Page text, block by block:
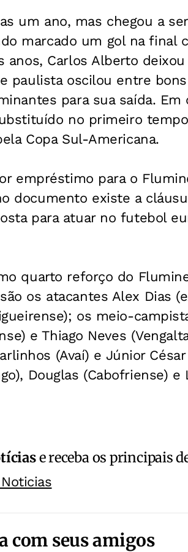
um ano, mas chegou a
marcado um gol na final
Carlos Alberto deixou
paulista oscilou entre
para sua saída.
no primeiro
Copa Sul-Americana.
empréstimo para o
documento existe a
para atuar no futebol
quarto reforço do
os atacantes Alex Dias
os meio-
e Thiago Neves
(Avaí) e Júnior
Douglas (Cabofriense) e
e receba os principais
com seus amigos